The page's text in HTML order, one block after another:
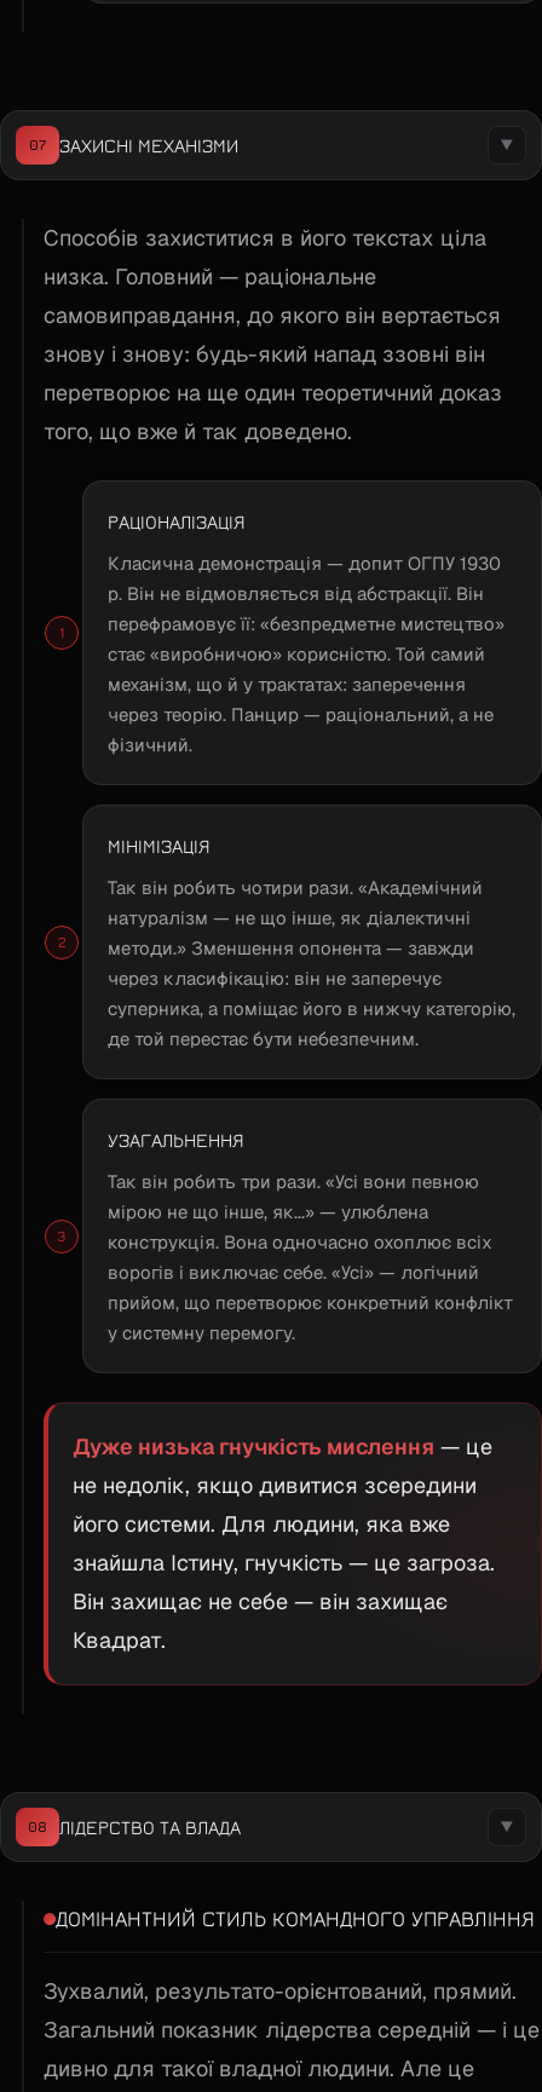
07 ЗАХИСНІ МЕХАНІЗМИ ▼
Способів захиститися в його текстах ціла
низка. Головний — раціональне
самовиправдання, до якого він вертається
знову і знову: будь-який напад ззовні він
перетворює на ще один теоретичний доказ
того, що вже й так доведено.
РАЦІОНАЛІЗАЦІЯ
Класична демонстрація — допит ОГПУ 1930
р. Він не відмовляється від абстракції. Він
перефрамовує її: «безпредметне мистецтво»
стає «виробничою» корисністю. Той самий
механізм, що й у трактатах: заперечення
через теорію. Панцир — раціональний, а не
фізичний.
МІНІМІЗАЦІЯ
Так він робить чотири рази. «Академічний
натуралізм — не що інше, як діалектичні
методи.» Зменшення опонента — завжди
через класифікацію: він не заперечує
суперника, а поміщає його в нижчу категорію,
де той перестає бути небезпечним.
УЗАГАЛЬНЕННЯ
Так він робить три рази. «Усі вони певною
мірою не що інше, як...» — улюблена
конструкція. Вона одночасно охоплює всіх
ворогів і виключає себе. «Усі» — логічний
прийом, що перетворює конкретний конфлікт
у системну перемогу.
Дуже низька гнучкість мислення — це
не недолік, якщо дивитися зсередини
його системи. Для людини, яка вже
знайшла Істину, гнучкість — це загроза.
Він захищає не себе — він захищає
Квадрат.
08 ЛІДЕРСТВО ТА ВЛАДА ▼
ДОМІНАНТНИЙ СТИЛЬ КОМАНДНОГО УПРАВЛІННЯ
Зухвалий, результато-орієнтований, прямий.
Загальний показник лідерства середній — і це
дивно для такої владної людини. Але це